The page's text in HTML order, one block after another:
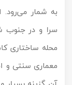
سرا و در جنوب
محله ساختاری
معماری سنتی و